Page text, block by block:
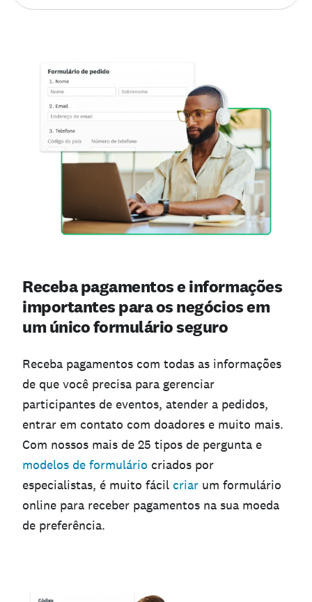
Receba pagamentos e informações
importantes para os negócios em
um único formulário seguro
Receba pagamentos com todas as informações
de que você precisa para gerenciar
participantes de eventos, atender a pedidos,
entrar em contato com doadores e muito mais.
Com nossos mais de 25 tipos de pergunta e
modelos de formulário criados por
especialistas, é muito fácil criar um formulário
online para receber pagamentos na sua moeda
de preferência.